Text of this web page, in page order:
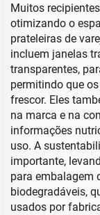
Muitos
otimizando o
prateleiras de
incluem janelas
transparentes,
permitindo que
frescor. Eles
na marca e na
informações
uso. A
importante,
para embalagem
biodegradáveis,
usados por